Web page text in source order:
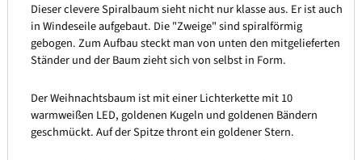
Dieser clevere Spiralbaum sieht nicht nur klasse aus. Er ist auch
in Windeseile aufgebaut. Die "Zweige" sind spiralförmig
gebogen. Zum Aufbau steckt man von unten den mitgelieferten
Ständer und der Baum zieht sich von selbst in Form.
Der Weihnachtsbaum ist mit einer Lichterkette mit 10
warmweißen LED, goldenen Kugeln und goldenen Bändern
geschmückt. Auf der Spitze thront ein goldener Stern.